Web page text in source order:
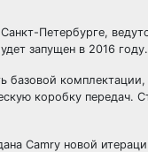
Петербурге,
запущен в 2016 году.
базовой
коробку передач.
Camry новой